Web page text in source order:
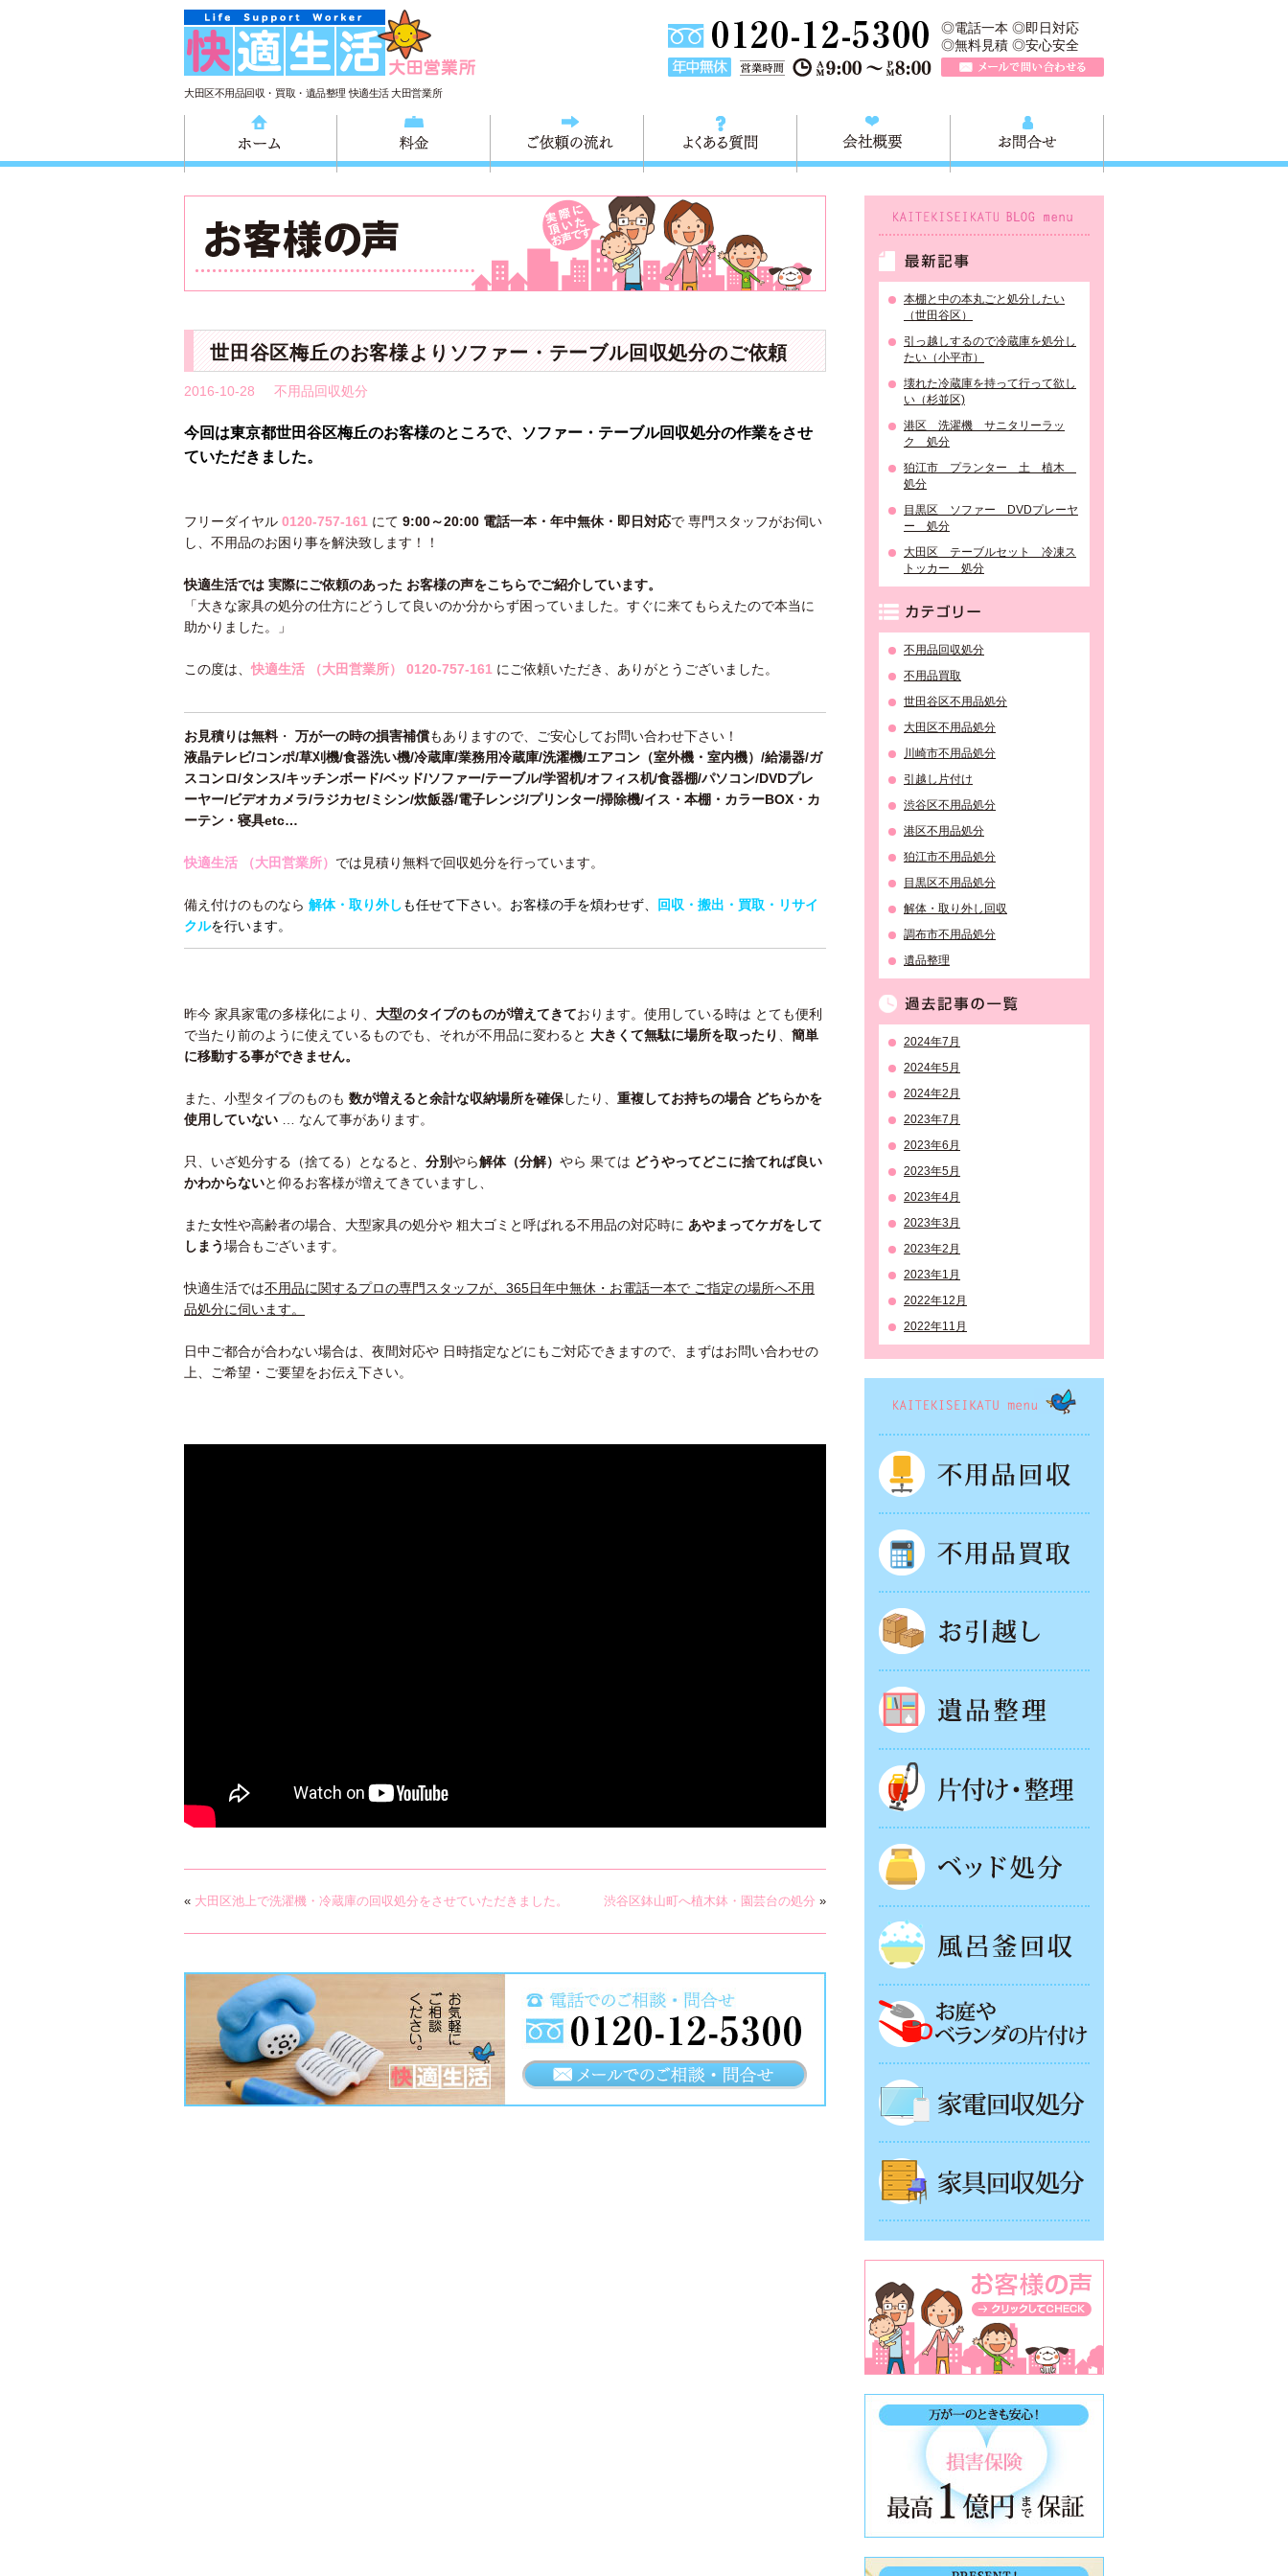
大田区不用品回収・買取・遺品整理 快適生活 大田営業所
TEL 0120-757-161（年中無休）営業時間AM9:00～
◎電話一本 ◎即日対応
◎無料見積 ◎安心安全
ご依頼の流れ よくある質問
世田谷区梅丘のお客様よりソファー・テーブル回収処分のご依頼
2016-10-28 不用品回収処分
今回は東京都世田谷区梅丘のお客様のところで、ソファー・テーブル回収処分の作業をさせ
ていただきました。
フリーダイヤル 0120-757-161 にて 9:00～20:00 電話一本・年中無休・即日対応で 専門スタッフがお伺い
し、不用品のお困り事を解決致します！！
快適生活では 実際にご依頼のあった お客様の声をこちらでご紹介しています。
「大きな家具の処分の仕方にどうして良いのか分からず困っていました。すぐに来てもらえたので本当に
助かりました。」
この度は、快適生活 （大田営業所） 0120-757-161 にご依頼いただき、ありがとうございました。
お見積りは無料・ 万が一の時の損害補償もありますので、ご安心してお問い合わせ下さい！
液晶テレビ/コンポ/草刈機/食器洗い機/冷蔵庫/業務用冷蔵庫/洗濯機/エアコン（室外機・室内機）/給湯器/ガ
スコンロ/タンス/キッチンボード/ベッド/ソファー/テーブル/学習机/オフィス机/食器棚/パソコン/DVDプレ
ーヤー/ビデオカメラ/ラジカセ/ミシン/炊飯器/電子レンジ/プリンター/掃除機/イス・本棚・カラーBOX・カ
ーテン・寝具etc…
快適生活 （大田営業所） では見積り無料で回収処分を行っています。
備え付けのものなら 解体・取り外しも任せて下さい。お客様の手を煩わせず、
回収・搬出・買取・リサイ
クルを行います。
昨今 家具家電の多様化により、 大型のタイプのものが増えてきております。使用している時は とても便利
で当たり前のように使えているものでも、それが不用品に変わると 大きくて無駄に場所を取ったり
簡単
に移動する事ができません。
また、小型タイプのものも 数が増えると余計な収納場所を確保したり、 重複してお持ちの場合 どちらかを
使用していない … なんて事があります。
只、いざ処分する（捨てる）となると、 分別やら解体（分解） やら 果ては どうやってどこに捨てれば良い
かわからないと仰るお客様が増えてきていますし、
また女性や高齢者の場合、大型家具の処分や 粗大ゴミと呼ばれる不用品の対応時に あやまってケガをして
しまう場合もございます。
快適生活では不用品に関するプロの専門スタッフが、365日年中無休・お電話一本で ご指定の場所へ不用
品処分に伺います。
日中ご都合が合わない場合は、夜間対応や 日時指定などにもご対応できますので、まずはお問い合わせの
上、ご希望・ご要望をお伝え下さい。
« 大田区池上で洗濯機・冷蔵庫の回収処分をさせていただきました。 渋谷区鉢山町へ植木鉢・園芸台の処分 »
本棚と中の本丸ごと処分したい
（世田谷区）
引っ越しするので冷蔵庫を処分し
たい（小平市）
壊れた冷蔵庫を持って行って欲し
い（杉並区)
港区 洗濯機 サニタリーラッ
ク 処分
狛江市 プランター 土 植木
処分
目黒区 ソファー DVDプレーヤ
ー 処分
大田区 テーブルセット 冷凍ス
トッカー 処分
不用品回収処分
不用品買取
世田谷区不用品処分
大田区不用品処分
川崎市不用品処分
引越し片付け
渋谷区不用品処分
港区不用品処分
狛江市不用品処分
目黒区不用品処分
解体・取り外し回収
調布市不用品処分
遺品整理
2024年7月
2024年5月
2024年2月
2023年7月
2023年6月
2023年5月
2023年4月
2023年3月
2023年2月
2023年1月
2022年12月
2022年11月